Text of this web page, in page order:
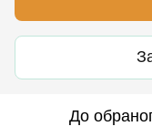
До